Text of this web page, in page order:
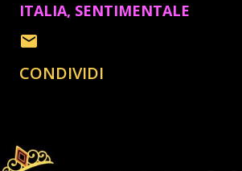
ITALIA SENTIMENTALE
CONDIVIDI